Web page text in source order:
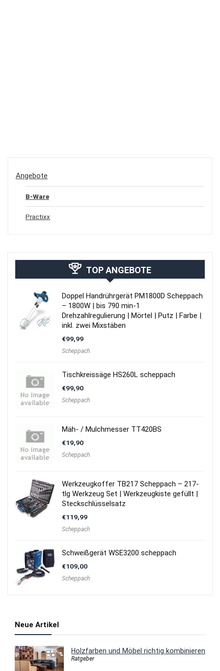
Angebote
B-Ware
Practixx
TOP ANGEBOTE
Doppel Handrührgerät PM1800D Scheppach
– 1800W | bis 790 min-1
Drehzahlregulierung | Mörtel | Putz | Farbe |
inkl. zwei Mixstäben
€99,99
Scheppach
Tischkreissäge HS260L scheppach
€99,90
Scheppach
Mäh- / Mulchmesser TT420BS
€19,90
Scheppach
Werkzeugkoffer TB217 Scheppach – 217-
tlg Werkzeug Set | Werkzeugkiste gefüllt |
Steckschlüsselsatz
€119,99
Scheppach
Schweißgerät WSE3200 scheppach
€109,00
Scheppach
Neue Artikel
Holzfarben und Möbel richtig kombinieren
Ratgeber